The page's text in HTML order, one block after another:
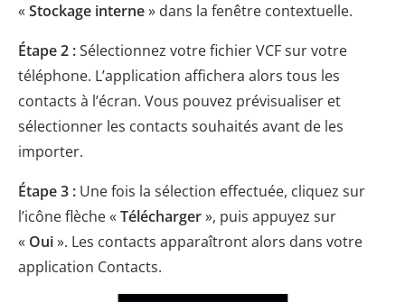
«Stockage interne» dans la fenêtre contextuelle.
Étape 2 :Sélectionnez votre fichier VCF sur votre
téléphone. L’application affichera alors tous les
contacts à l’écran. Vous pouvez prévisualiser et
sélectionner les contacts souhaités avant de les
importer.
Étape 3 : Une fois la sélection effectuée, cliquez sur
l’icône flèche «Télécharger», puis appuyez sur
« Oui». Les contacts apparaîtront alors dans votre
application Contacts.